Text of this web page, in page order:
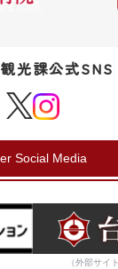
光課公式SNS
Social Media
（外部サイ